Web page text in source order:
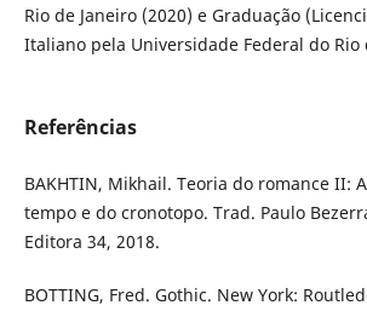
Rio de Janeiro (2020) e Graduação
Italiano pela Universidade Federal do Rio
Referências
BAKHTIN, Mikhail. Teoria do romance II:
tempo e do cronotopo. Trad. Paulo
Editora 34, 2018.
BOTTING, Fred. Gothic. New York: